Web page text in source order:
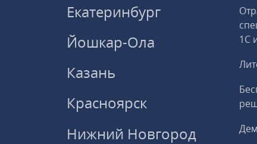
Екатеринбург
Йошкар-Ола
Казань
Красноярск
Нижний Новгород
1С